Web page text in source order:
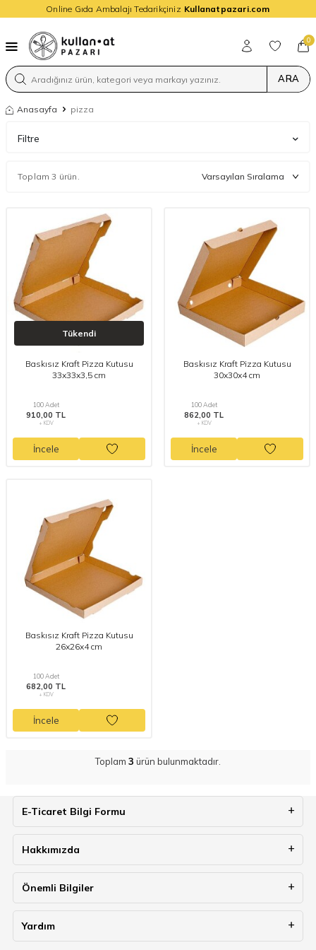
Online Gıda Ambalajı Tedarikçiniz Kullanatpazari.com
ARA
0
Anasayfa pizza
Filtre
Toplam 3 ürün.
Tükendi
Baskısız Kraft Pizza Kutusu
33x33x3,5 cm
100 Adet
910,00 TL
+ KDV
İncele
Baskısız Kraft Pizza Kutusu
30x30x4 cm
100 Adet
862,00 TL
+ KDV
İncele
Baskısız Kraft Pizza Kutusu
26x26x4 cm
100 Adet
682,00 TL
+ KDV
İncele
Toplam 3 ürün bulunmaktadır.
E-Ticaret Bilgi Formu
Hakkımızda
Önemli Bilgiler
Yardım